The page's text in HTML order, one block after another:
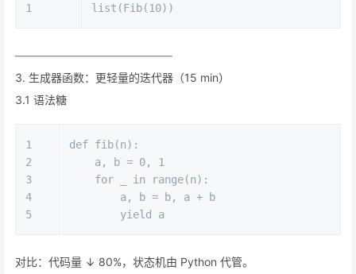
1 list (Fib(10))
──────────────────
3. 生成器函数：更轻量的迭代器（15 min）
3.1 语法糖
1
2
3
4
5
def fib(n):
    a, b =
0, 1
for
in range(n):
        a, b = b, a + b
yield
a
对比：代码量 ↓ 80%，状态机由 Python 代管。